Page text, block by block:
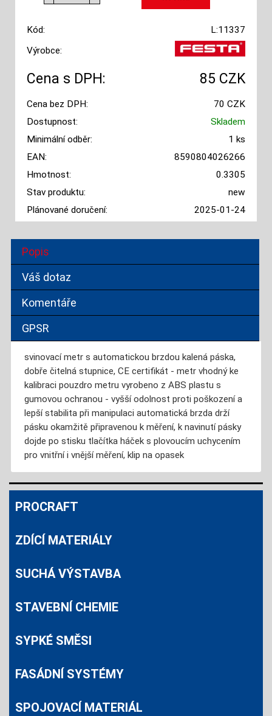
Kód:
L:11337
Výrobce:
Cena s DPH: 85 CZK
Cena bez DPH:
70 CZK
Dostupnost:
Skladem
Minimální odběr:
1 ks
EAN:
8590804026266
Hmotnost:
0.3305
Stav produktu:
new
Plánované doručení:
2025-01-24
Popis
Váš dotaz
Komentáře
GPSR
svinovací metr s automatickou brzdou kalená páska,
dobře čitelná stupnice, CE certifikát - metr vhodný ke
kalibraci pouzdro metru vyrobeno z ABS plastu s
gumovou ochranou - vyšší odolnost proti poškození a
lepší stabilita při manipulaci automatická brzda drží
pásku okamžitě připravenou k měření, k navinutí pásky
dojde po stisku tlačítka háček s plovoucím uchycením
pro vnitřní i vnější měření, klip na opasek
PROCRAFT
ZDÍCÍ MATERIÁLY
SUCHÁ VÝSTAVBA
STAVEBNÍ CHEMIE
SYPKÉ SMĚSI
FASÁDNÍ SYSTÉMY
SPOJOVACÍ MATERIÁL